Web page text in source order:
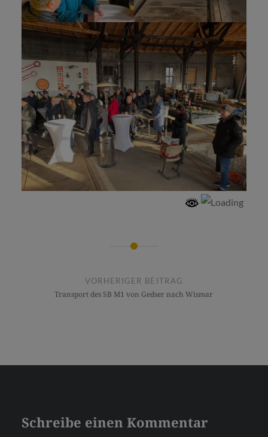
Beitragsnavigation
VORHERIGER BEITRAG
Transport des SB M1 von Gedser nach Wismar
Schreibe einen Kommentar